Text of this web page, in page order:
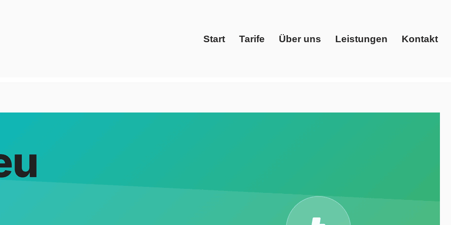
Start Tarife Über uns Leistungen Kontakt